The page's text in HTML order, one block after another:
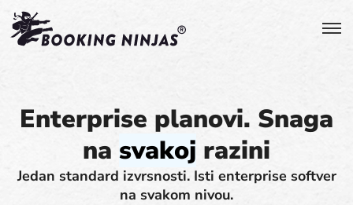
Enterprise planovi. Snaga
na svakoj razini
Jedan standard izvrsnosti. Isti enterprise softver
na svakom nivou.